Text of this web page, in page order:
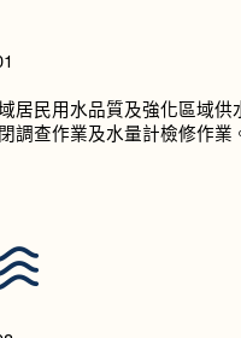
居民用水品質及強化區域供
調查作業及水量計檢修作業